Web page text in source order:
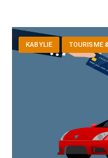
KABYLIE TOURISME